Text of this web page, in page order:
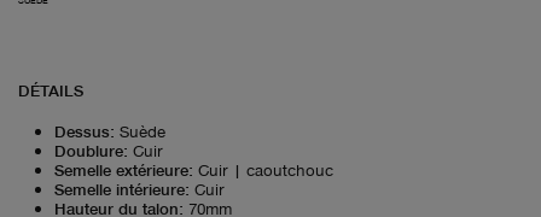
DÉTAILS
Dessus: Suède
Doublure: Cuir
Semelle extérieure: Cuir | caoutchouc
Semelle intérieure: Cuir
Hauteur du talon: 70mm